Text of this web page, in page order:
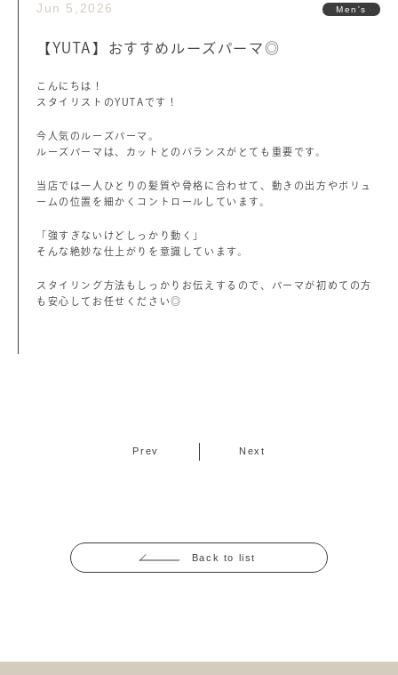
Jun 5,2026 Men's
【YUTA】おすすめルーズパーマ◎
こんにちは！
スタイリストのYUTAです！
今人気のルーズパーマ。
ルーズパーマは、カットとのバランスがとても重要です。
当店では一人ひとりの髪質や骨格に合わせて、動きの出方やボリュ
ームの位置を細かくコントロールしています。
「強すぎないけどしっかり動く」
そんな絶妙な仕上がりを意識しています。
スタイリング方法もしっかりお伝えするので、パーマが初めての方
も安心してお任せください◎
Prev Next
Back to list